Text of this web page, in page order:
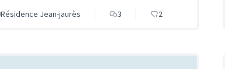
Résidence Jean-jaurès 3 2